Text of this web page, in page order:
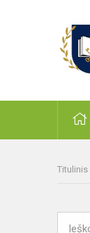
Titulinis